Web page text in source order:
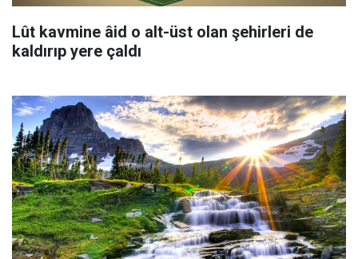
Lût kavmine âid o alt-üst olan şehirleri de
kaldırıp yere çaldı